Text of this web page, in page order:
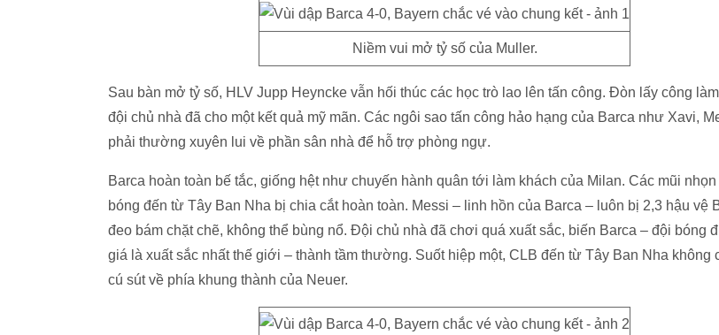
Niềm vui mở tỷ số của Muller.
Sau bàn mở tỷ số, HLV Jupp Heyncke vẫn hối thúc các học trò lao lên tấn công. Đòn lấy công
đội chủ nhà đã cho một kết quả mỹ mãn. Các ngôi sao tấn công hảo hạng của Barca như Xavi,
phải thường xuyên lui về phần sân nhà để hỗ trợ phòng ngự.
Barca hoàn toàn bế tắc, giống hệt như chuyến hành quân tới làm khách của Milan. Các mũi nhọn
bóng đến từ Tây Ban Nha bị chia cắt hoàn toàn. Messi – linh hồn của Barca – luôn bị 2,3 hậu vệ
đeo bám chặt chẽ, không thể bùng nổ. Đội chủ nhà đã chơi quá xuất sắc, biến Barca – đội bóng
giá là xuất sắc nhất thế giới – thành tầm thường. Suốt hiệp một, CLB đến từ Tây Ban Nha không
cú sút về phía khung thành của Neuer.